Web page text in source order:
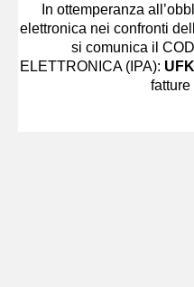
In ottemperanza
elettronica nei confronti
si comunica il
ELETTRONICA (IPA):